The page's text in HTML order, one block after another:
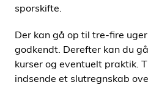
sporskifte.
Der kan gå op til tre-fire
godkendt. Derefter kan du
kurser og eventuelt praktik.
indsende et slutregnskab